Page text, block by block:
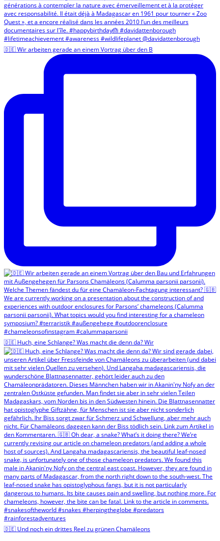
🇩🇪 Wir arbeiten gerade an einem Vortrag über den B
🇩🇪 Huch, eine Schlange? Was macht die denn da? Wir
🇩🇪 Und noch ein drittes Reel zu grünen Chamäleons